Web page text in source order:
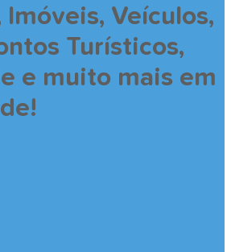
Imóveis, Veículos,
Turísticos,
e muito mais em